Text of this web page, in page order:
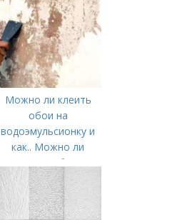
окрашивания в один
или несколько
цветов
Можно ли клеить
обои на
водоэмульсионку и
как.. Можно ли
наклеить обои на
водоэмульсионную
краску